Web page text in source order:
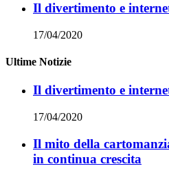
Il divertimento e
17/04/2020
Ultime Notizie
Il divertimento e
17/04/2020
Il mito della
in continua crescita